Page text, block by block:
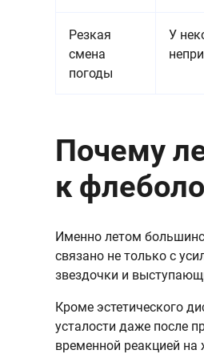
Резкая
смена
погоды
У
Почему
к
Именно летом
связано не только с
звездочки и
Кроме эстетического
усталости даже после
временной реакцией